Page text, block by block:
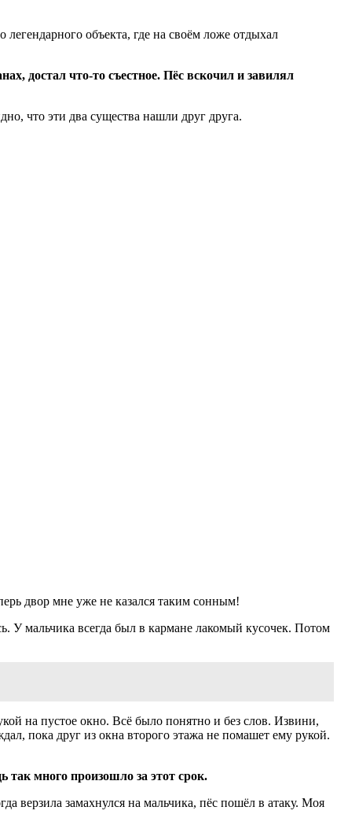
объекта, где на своём ложе отдыхал
достал что-то съестное. Пёс вскочил и завилял
что эти два существа нашли друг друга.
двор мне уже не казался таким сонным!
У мальчика всегда был в кармане лакомый кусочек. Потом
на пустое окно. Всё было понятно и без слов. Извини,
пока друг из окна второго этажа не помашет ему рукой.
так много произошло за этот срок.
верзила замахнулся на мальчика, пёс пошёл в атаку. Моя